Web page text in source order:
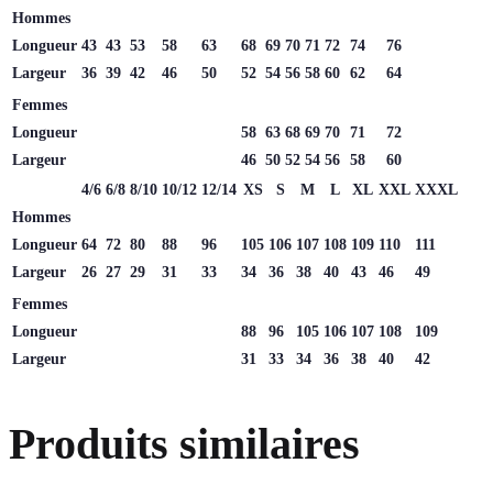
Hommes
Longueur 43 43 53 58 63 68 69 70 71 72 74
76
Largeur
36 39 42 46 50 52 54 56 58 60 62
64
Femmes
Longueur
58 63 68 69 70 71
72
Largeur
46 50 52 54 56 58
60
4/6 6/8 8/10 10/12 12/14 XS S M L XL XXL XXXL
Hommes
Longueur 64 72 80 88 96 105 106 107 108 109 110
111
Largeur
26 27 29 31 33 34 36 38 40 43 46
49
Femmes
Longueur
88 96 105 106 107 108
109
Largeur
31 33 34 36 38 40 42
Produits similaires